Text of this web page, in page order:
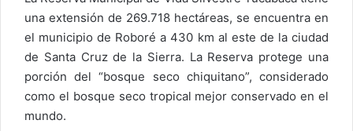
una extensión de 269.718 hectáreas, se encuentra en
el municipio de Roboré a 430 km al este de la ciudad
de Santa Cruz de la Sierra. La Reserva protege una
porción del “bosque seco chiquitano”, considerado
como el bosque seco tropical mejor conservado en el
mundo.